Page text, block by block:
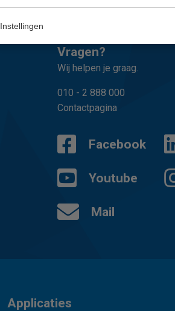
Instellingen
Vragen?
Wij helpen je graag.
010 - 2 888 000
Contactpagina
Facebook
Youtube
Mail
Applicaties